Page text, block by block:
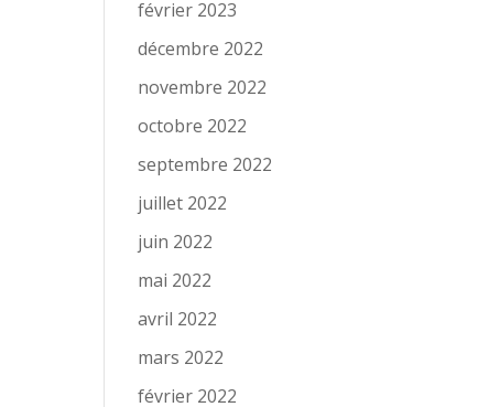
février 2023
décembre 2022
novembre 2022
octobre 2022
septembre 2022
juillet 2022
juin 2022
mai 2022
avril 2022
mars 2022
février 2022